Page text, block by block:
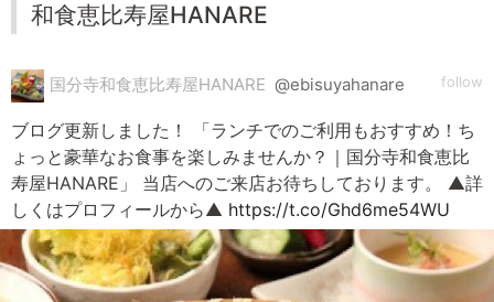
和食恵比寿屋HANARE
国分寺和食恵比寿屋HANARE @ebisuyahanare follow
ブログ更新しました！ 「ランチでのご利用もおすすめ！ち
ょっと豪華なお食事を楽しみませんか？｜国分寺和食恵比
寿屋HANARE」 当店へのご来店お待ちしております。 ▲詳
しくはプロフィールから▲ https://t.co/Ghd6me54WU